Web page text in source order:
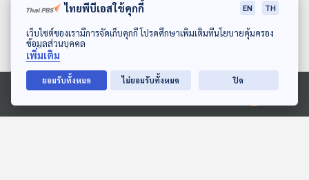
ดาวน์โหลด Thai PBS Podcast Application
Ⓒ 2020 องค์การกระจายเสียงและแพร่ภาพสาธารณะแห่งประเทศไทย
ไทยพีบีเอสใช้คุกกี้ EN TH
เว็บไซต์ของเรามีการจัดเก็บคุกกี้ โปรดศึกษาเพิ่มเติมที่นโยบายคุ้มครอง
ข้อมูลส่วนบุคคล
เพิ่มเติม
ยอมรับทั้งหมด ไม่ยอมรับทั้งหมด ปิด